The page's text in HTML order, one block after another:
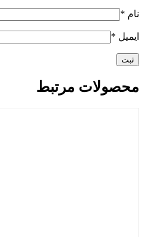
نام *
ایمیل *
محصولات مرتبط